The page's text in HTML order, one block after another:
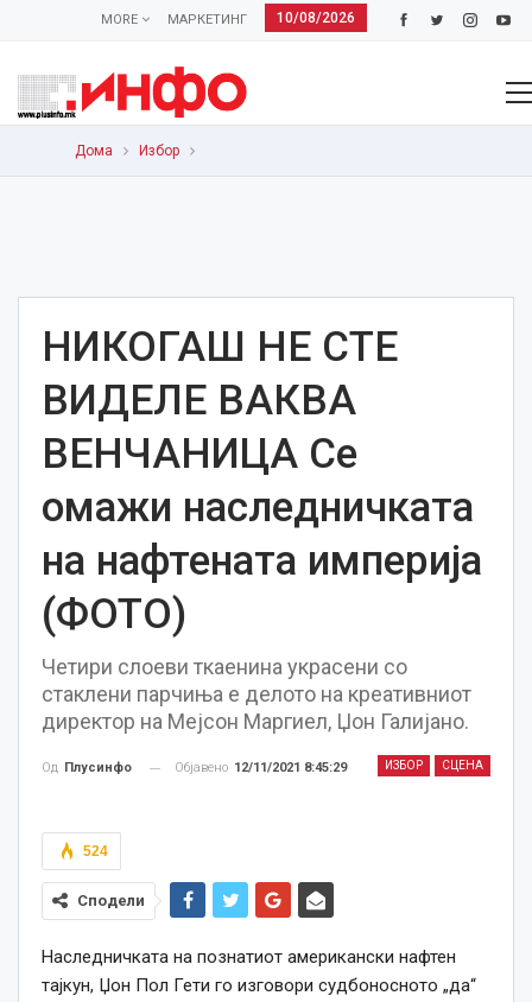
10/08/2026
МАРКЕТИНГ
MORE
Дома Избор
НИКОГАШ НЕ СТЕ
ВИДЕЛЕ ВАКВА
ВЕНЧАНИЦА Се
омажи наследничката
на нафтената империја
(ФОТО)
Четири слоеви ткаенина украсени со
стаклени парчиња е делото на креативниот
директор на Мејсон Маргиел, Џон Галијано.
ИЗБОР СЦЕНА
Од Плусинфо Објавено 12/11/2021 8:45:29
524
Сподели
Наследничката на познатиот американски нафтен
тајкун, Џон Пол Гети го изговори судбоносното „да“